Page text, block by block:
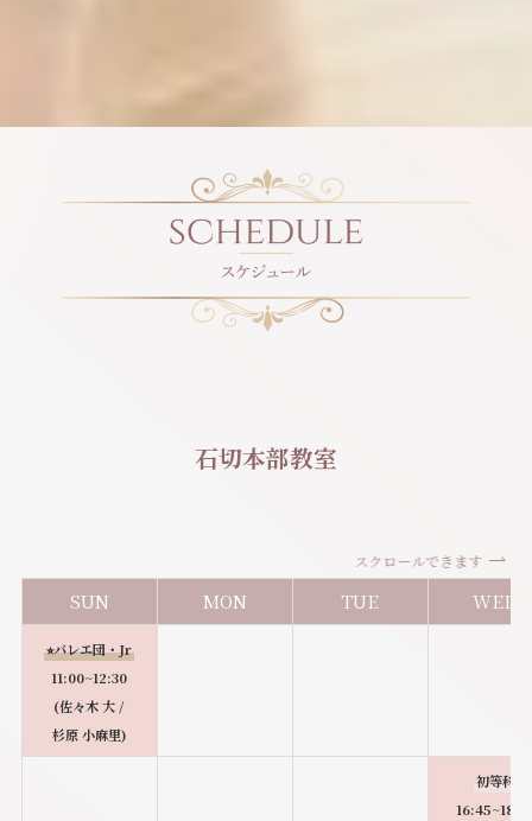
石切本部教室
スクロールできます
SUN MON TUE WED
⭐︎バレエ団・Jr
11:00~12:30
(佐々木 大 /
杉原 小麻里)
初等科